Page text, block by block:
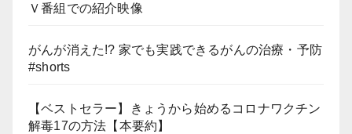
Ｖ番組での紹介映像
がんが消えた!? 家でも実践できるがんの治療・予防
#shorts
【ベストセラー】きょうから始めるコロナワクチン
解毒17の方法【本要約】